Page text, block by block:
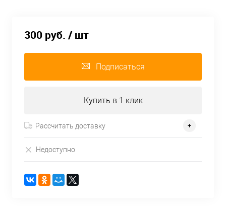
300 руб. / шт
Подписаться
Купить в 1 клик
Рассчитать доставку
Недоступно